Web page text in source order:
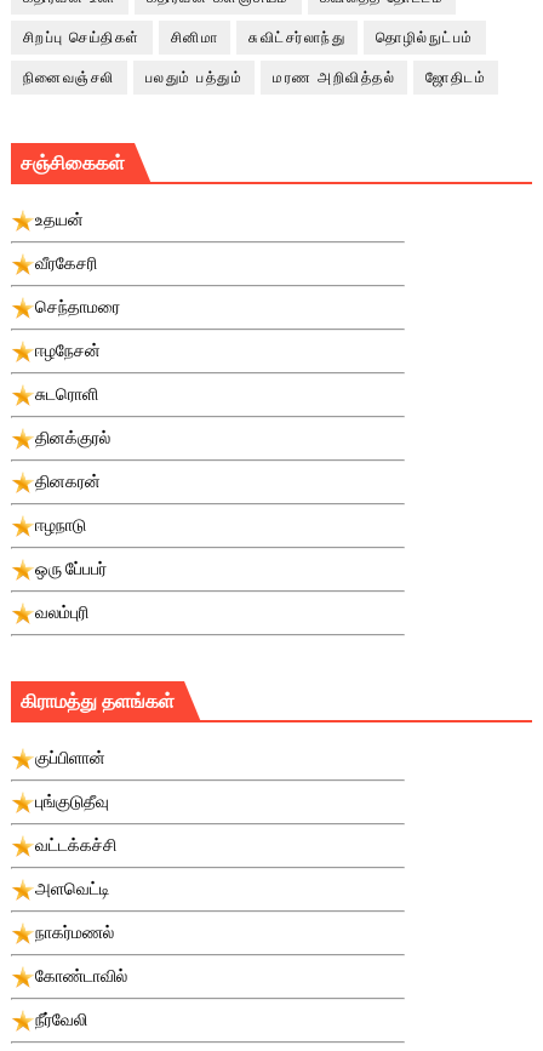
சிறப்பு செய்திகள் சினிமா சுவிட்சர்லாந்து தொழில்நுட்பம்
நினைவஞ்சலி பலதும் பத்தும் மரண அறிவித்தல் ஜோதிடம்
சஞ்சிகைகள்
உதயன்
வீரகேசரி
செந்தாமரை
ஈழநேசன்
சுடரொளி
தினக்குரல்
தினகரன்
ஈழநாடு
ஒரு பே்பபர்
வலம்புரி
கிராமத்து தளங்கள்
குப்பிளான்
புங்குடுதீவு
வட்டக்கச்சி
அளவெட்டி
நாகர்மணல்
கோண்டாவில்
நீர்வேலி